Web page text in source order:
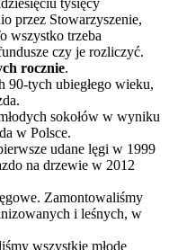
przez Stowarzyszenie,
wszystko trzeba
czy je rozliczyć.
rocznie.
90-tych ubiegłego wieku,
sokołów w wyniku
w Polsce.
udane lęgi w 1999
na drzewie w 2012
Zamontowaliśmy
i leśnych, w
wszystkie młode